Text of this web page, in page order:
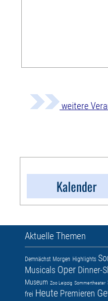
weitere
Kalender
Aktuelle Themen
Demnächst Morgen Highlights
Musicals Oper Dinner-
Museum Zoo Leipzig Sommertheater
frei Heute Premieren